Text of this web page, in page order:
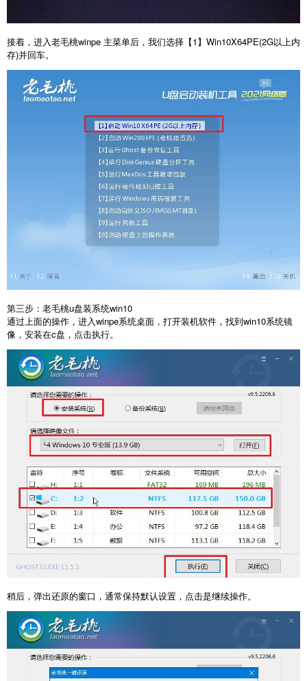
接着，进入老毛桃winpe 主菜单后，我们选择【1】Win10X64PE(2G以上内
存)并回车。
第三步：老毛桃u盘装系统win10
通过上面的操作，进入winpe系统桌面，打开装机软件，找到win10系统镜
像，安装在c盘，点击执行。
稍后，弹出还原的窗口，通常保持默认设置，点击是继续操作。